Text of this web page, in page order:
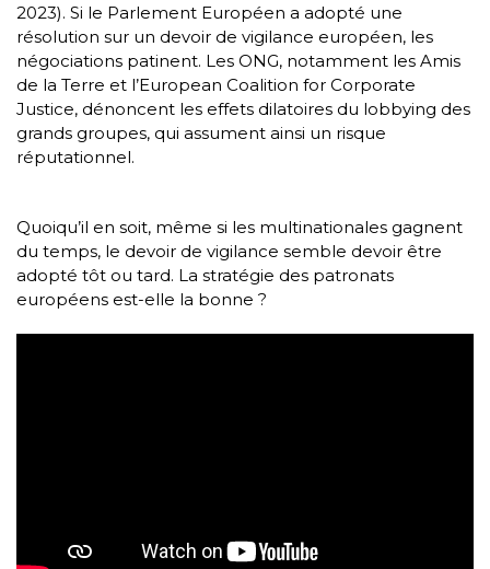
2023). Si le Parlement Européen a adopté une
résolution sur un devoir de vigilance européen, les
négociations patinent. Les ONG, notamment les Amis
de la Terre et l’European Coalition for Corporate
Justice, dénoncent les effets dilatoires du lobbying des
grands groupes, qui assument ainsi un risque
réputationnel.
Quoiqu’il en soit, même si les multinationales gagnent
du temps, le devoir de vigilance semble devoir être
adopté tôt ou tard. La stratégie des patronats
européens est-elle la bonne ?